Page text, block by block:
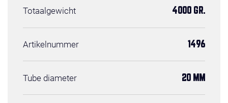
Totaalgewicht 4000 GR.
Artikelnummer 1496
Tube diameter 20 MM